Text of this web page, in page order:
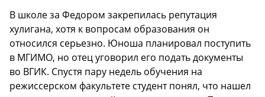
В школе за Федором закрепилась репутация
хулигана, хотя к вопросам образования он
относился серьезно. Юноша планировал поступить
в МГИМО, но отец уговорил его подать документы
во ВГИК. Спустя пару недель обучения на
режиссерском факультете студент понял, что нашел